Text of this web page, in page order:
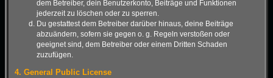
dem Betreiber, dein Benutzerkonto, Beiträge und Funktionen
jederzeit zu löschen oder zu sperren.
Du gestattest dem Betreiber darüber hinaus, deine Beiträge
abzuändern, sofern sie gegen o. g. Regeln verstoßen oder
geeignet sind, dem Betreiber oder einem Dritten Schaden
zuzufügen.
4. General Public License